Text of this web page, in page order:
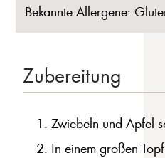
Bekannte Allergene:
Zubereitung
Zwiebeln und Apfel
In einem großen